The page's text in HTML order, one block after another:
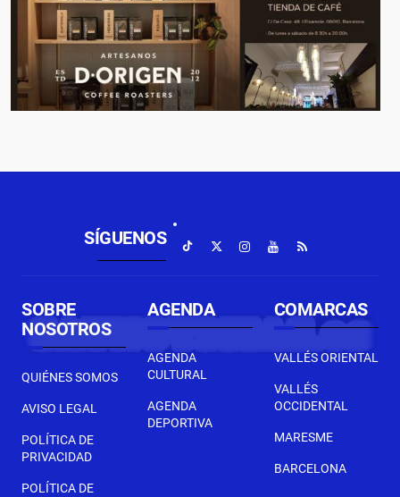
SÍGUENOS
SOBRE
NOSOTROS
QUIÉNES SOMOS
AVISO LEGAL
POLÍTICA DE
PRIVACIDAD
POLÍTICA DE
AGENDA
AGENDA
CULTURAL
AGENDA
DEPORTIVA
COMARCAS
VALLÉS ORIENTAL
VALLÉS
OCCIDENTAL
MARESME
BARCELONA